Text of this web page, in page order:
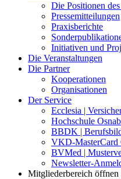
Die Positionen
Pressemitteilungen
Praxisberichte
Initiativen und
Die Veranstaltungen
Die Partner
Kooperationen
Organisationen
Der Service
Ecclesia |
Hochschule
BBDK |
VKD-MasterCard
BVMed |
Newsletter-
Mitgliederbereich öffnen